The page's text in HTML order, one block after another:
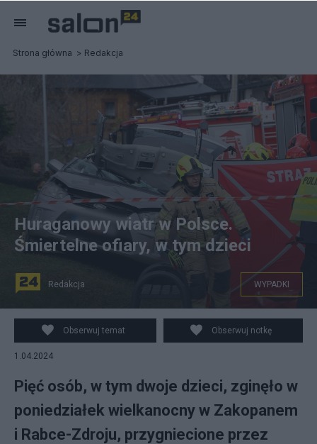
Strona główna Redakcja
ilny podmuch wiatru na zakopiańskiej Olczy powalił, 1
bm. drzewo na samochód, którym jechała młoda
kobieta. Poszkodowanej nie udało się uratować. Fot.
PAP/Grzegorz Momot
Huraganowy wiatr w Polsce.
Śmiertelne ofiary, w tym dzieci
Redakcja WYPADKI
Obserwuj temat Obserwuj notkę
1.04.2024
Pięć osób, w tym dwoje dzieci, zginęło w
poniedziałek wielkanocny w Zakopanem
i Rabce-Zdroju, przygniecione przez